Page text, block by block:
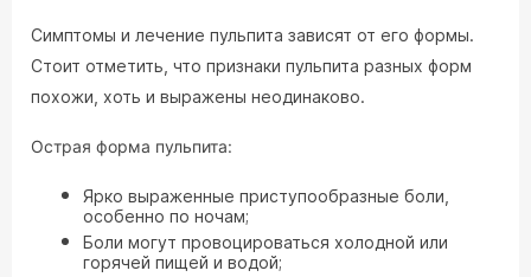
Симптомы и лечение пульпита зависят от его формы.
Стоит отметить, что признаки пульпита разных форм
похожи, хоть и выражены неодинаково.
Острая форма пульпита:
Ярко выраженные приступообразные боли,
особенно по ночам;
Боли могут провоцироваться холодной или
горячей пищей и водой;